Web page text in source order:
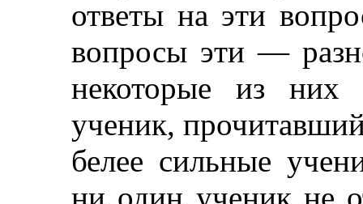
ответы на эти
вопросы эти —
некоторые из них
ученик,
белее сильные
ни один ученик не